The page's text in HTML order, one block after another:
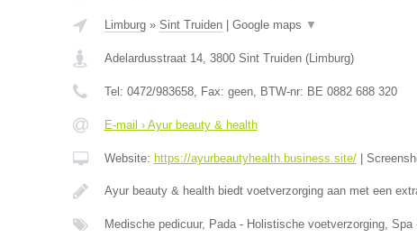
Limburg» Sint Truiden| Google maps ▼
Adelardusstraat 14, 3800 Sint Truiden(Limburg)
Tel: 0472/983658, Fax: geen, BTW-nr: BE 0882 688 320
E-mail › Ayur beauty & health
Website: https://ayurbeautyhealth.business.site/|
Ayur beauty & health biedt voetverzorging aan met een
Medische pedicuur, Pada - Holistische voetverzorging, Spa